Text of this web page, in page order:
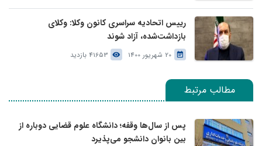
رییس اتحادیه سراسری کانون وکلا: وکلای
بازداشت‌شده، آزاد شوند
20 شهریور 1400 41653 بازدید
مطالب مرتبط
پس از سال‌ها وقفه؛ دانشگاه علوم قضایی دوباره از
بین بانوان دانشجو می‌پذیرد